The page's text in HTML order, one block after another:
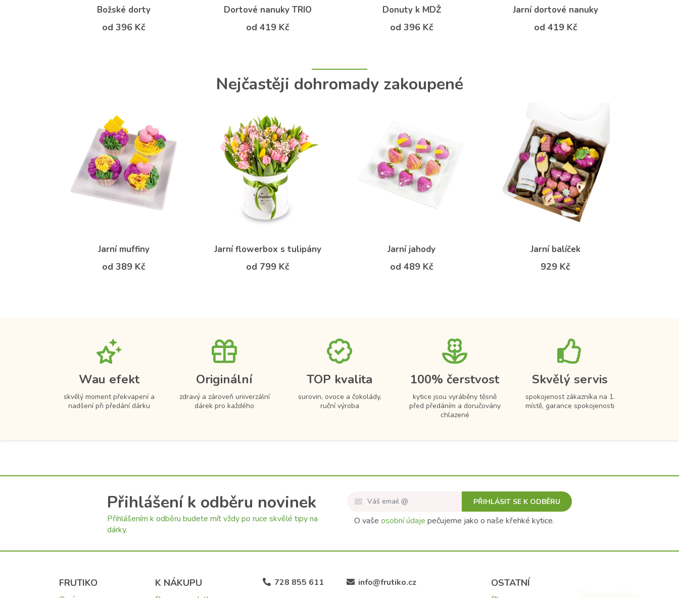
Božské dorty
od 396 Kč
Dortové nanuky TRIO
od 419 Kč
Donuty k MDŽ
od 396 Kč
Jarní dortové nanuky
od 419 Kč
Nejčastěji dohromady zakoupené
Jarní muffiny
od 389 Kč
Jarní flowerbox s tulipány
od 799 Kč
Jarní jahody
od 489 Kč
Jarní balíček
929 Kč
Wau efekt
skvělý moment překvapení a
nadšení při předání dárku
Originální
zdravý a zároveň univerzální
dárek pro každého
TOP kvalita
surovin, ovoce a čokolády,
ruční výroba
100% čerstvost
kytice jsou vyráběny těsně
před předáním a doručovány
chlazené
Skvělý servis
spokojenost zákazníka na 1.
místě, garance spokojenosti
Přihlášení k odběru novinek
Přihlášením k odběru budete mít vždy po ruce skvělé tipy na
dárky.
PŘIHLÁSIT SE K ODBĚRU
O vaše osobní údaje pečujeme jako o naše křehké kytice.
728 855 611 info@frutiko.cz
FRUTIKO K NÁKUPU OSTATNÍ